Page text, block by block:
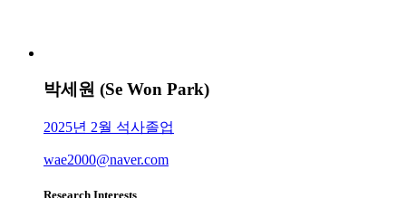
박세원 (Se Won Park)
2025년 2월 석사졸업
wae2000@naver.com
Research Interests